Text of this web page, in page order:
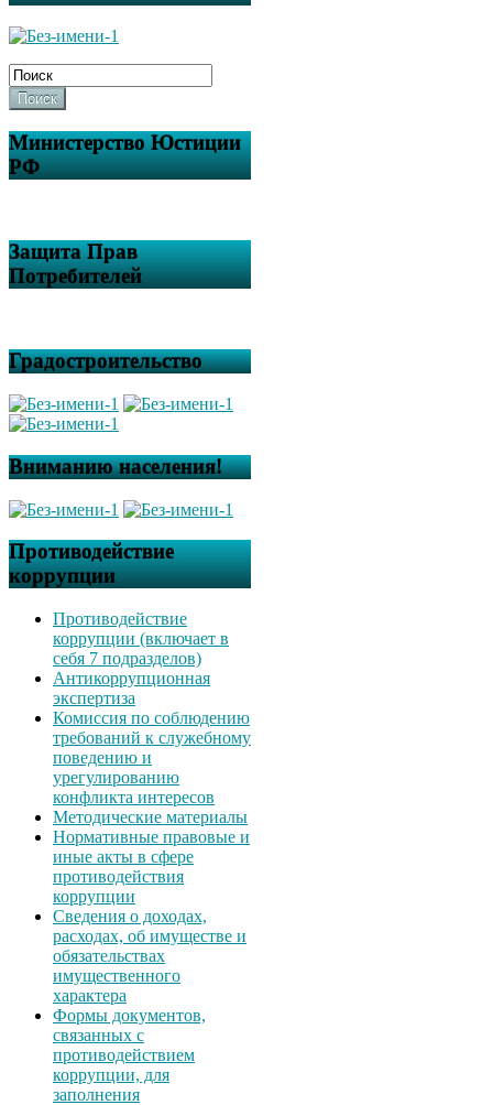
Поиск
Министерство Юстиции
РФ
Защита Прав
Потребителей
Градостроительство
Вниманию населения!
Противодействие
коррупции
Противодействие
коррупции (включает в
себя 7 подразделов)
Антикоррупционная
экспертиза
Комиссия по соблюдению
требований к служебному
поведению и
урегулированию
конфликта интересов
Методические материалы
Нормативные правовые и
иные акты в сфере
противодействия
коррупции
Сведения о доходах,
расходах, об имуществе и
обязательствах
имущественного
характера
Формы документов,
связанных с
противодействием
коррупции, для
заполнения